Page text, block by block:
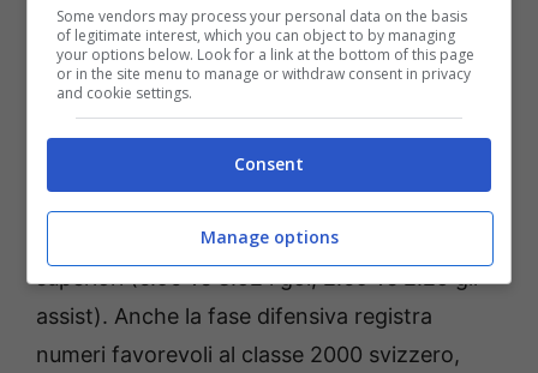
nell’ultima stagione non c’è stato confronto: 8
reti per il 2000 svizzero, appena 3 per il 2003
inglese, questo anche in virtù dei maggiori
attesi(xg) registrati sono ampiamente
superiori (6.96 vs 3.52 i gol, 2.69 vs 2.25 gli
assist). Anche la fase difensiva registra
numeri favorevoli al classe 2000 svizzero,
Some vendors may process your personal data on the basis
of legitimate interest, which you can object to by managing
your options below. Look for a link at the bottom of this page
or in the site menu to manage or withdraw consent in privacy
and cookie settings.
Consent
Manage options